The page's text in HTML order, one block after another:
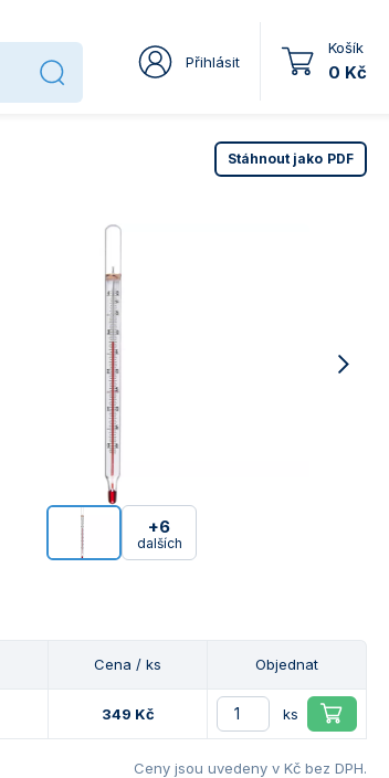
Přihlásit
Košík
0 Kč
Stáhnout jako PDF
+6
dalších
Cena / ks Objednat
349 Kč ks
Ceny jsou uvedeny v Kč bez DPH.